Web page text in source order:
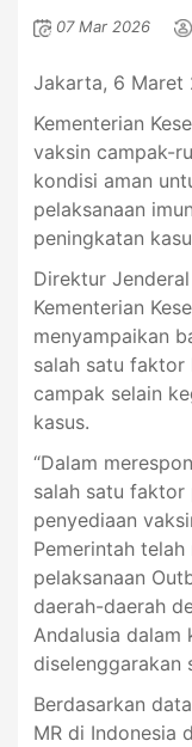
07 Mar 2026
Jakarta, 6 Maret
Kementerian
vaksin campak-
kondisi aman
pelaksanaan
peningkatan
Direktur
Kementerian
menyampaikan
salah satu faktor
campak selain
kasus.
“Dalam
salah satu faktor
penyediaan
Pemerintah
pelaksanaan
daerah-daerah
Andalusia dalam
diselenggarakan
Berdasarkan
MR di Indonesia